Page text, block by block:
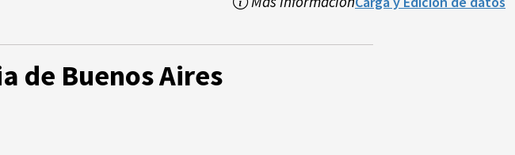
de Buenos Aires